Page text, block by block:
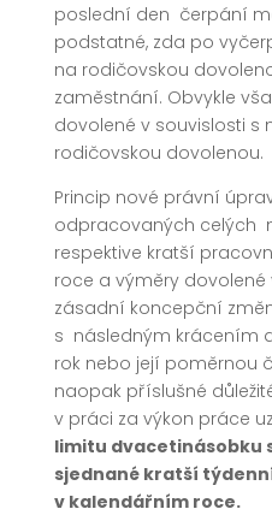
poslední den čerpání
podstatné, zda po
na rodičovskou
zaměstnání. Obvykle
dovolené v souvislosti s
rodičovskou dovolenou.
Princip nové právní
odpracovaných celých
respektive kratší
roce a výměry dovolené
zásadní koncepční
s následným krácením
rok nebo její poměrnou
naopak příslušné
v práci za výkon práce
limitu dvacetinásobku
sjednané kratší
v kalendářním roce.